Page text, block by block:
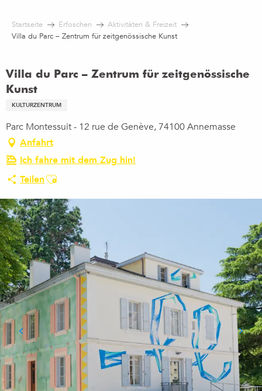
contenu
Startseite Erfoschen
Aktivitäten & Freizeit
Villa du Parc – Zentrum für zeitgenössische Kunst
Villa du Parc – Zentrum für zeitgenössische
Kunst
KULTURZENTRUM
Parc Montessuit - 12 rue de Genève, 74100 Annemasse
Anfahrt
Ich fahre mit dem Zug hin!
TeilenAjouter aux favoris